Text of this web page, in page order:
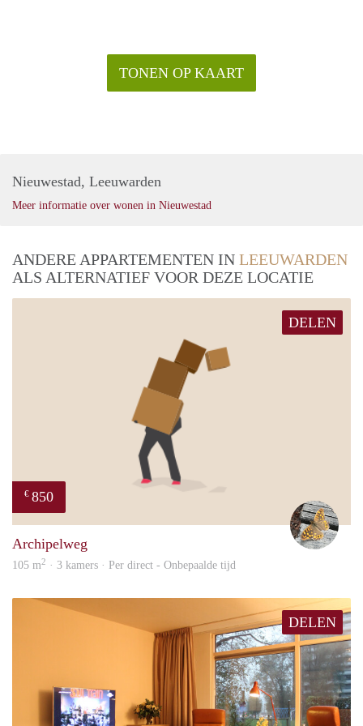
TONEN OP KAART
Nieuwestad, Leeuwarden
Meer informatie over wonen in Nieuwestad
ANDERE APPARTEMENTEN IN LEEUWARDEN
ALS ALTERNATIEF VOOR DEZE LOCATIE
DELEN
€ 850
Archipelweg
105 m2 · 3 kamers · Per direct - Onbepaalde tijd
DELEN